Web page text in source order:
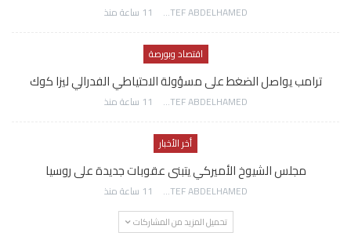
AWATEF ABDELHAMED 11 ساعة منذ
اقتصاد وبورصة
ترامب يواصل الضغط على مسؤولة الاحتياطي الفدرالي ليزا كوك
AWATEF ABDELHAMED 11 ساعة منذ
أخر الأخبار
مجلس الشيوخ الأميركي يتبنى عقوبات جديدة على روسيا
AWATEF ABDELHAMED 11 ساعة منذ
تحميل المزيد من المشاركات